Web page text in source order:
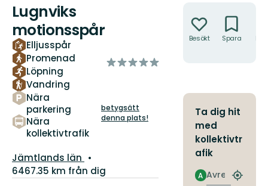
Lugnviks
motionsspår
Elljusspår
Promenad
Löpning
Vandring
Nära
parkering
Nära
kollektivtrafik
av
betygsätt
denna plats!
Län:
Jämtlands län
6467.35 km från dig
Besökt Spara
Ta dig hit
med
kollektivtr
afik
Avresa
A
Hitta